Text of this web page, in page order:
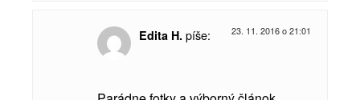
Edita H. píše: 23. 11. 2016 o 21:01